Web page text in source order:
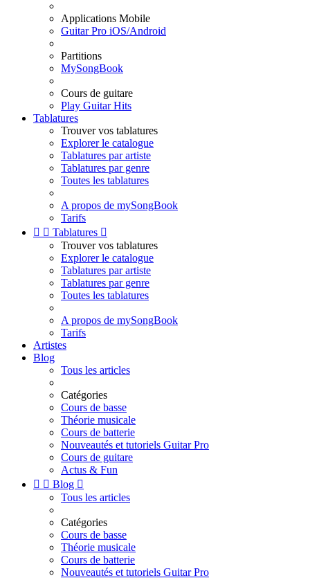
Applications Mobile
Guitar Pro iOS/Android
Partitions
MySongBook
Cours de guitare
Play Guitar Hits
Tablatures
Trouver vos tablatures
Explorer le catalogue
Tablatures par artiste
Tablatures par genre
Toutes les tablatures
A propos de mySongBook
Tarifs
  Tablatures 
Trouver vos tablatures
Explorer le catalogue
Tablatures par artiste
Tablatures par genre
Toutes les tablatures
A propos de mySongBook
Tarifs
Artistes
Blog
Tous les articles
Catégories
Cours de basse
Théorie musicale
Cours de batterie
Nouveautés et tutoriels Guitar Pro
Cours de guitare
Actus & Fun
  Blog 
Tous les articles
Catégories
Cours de basse
Théorie musicale
Cours de batterie
Nouveautés et tutoriels Guitar Pro